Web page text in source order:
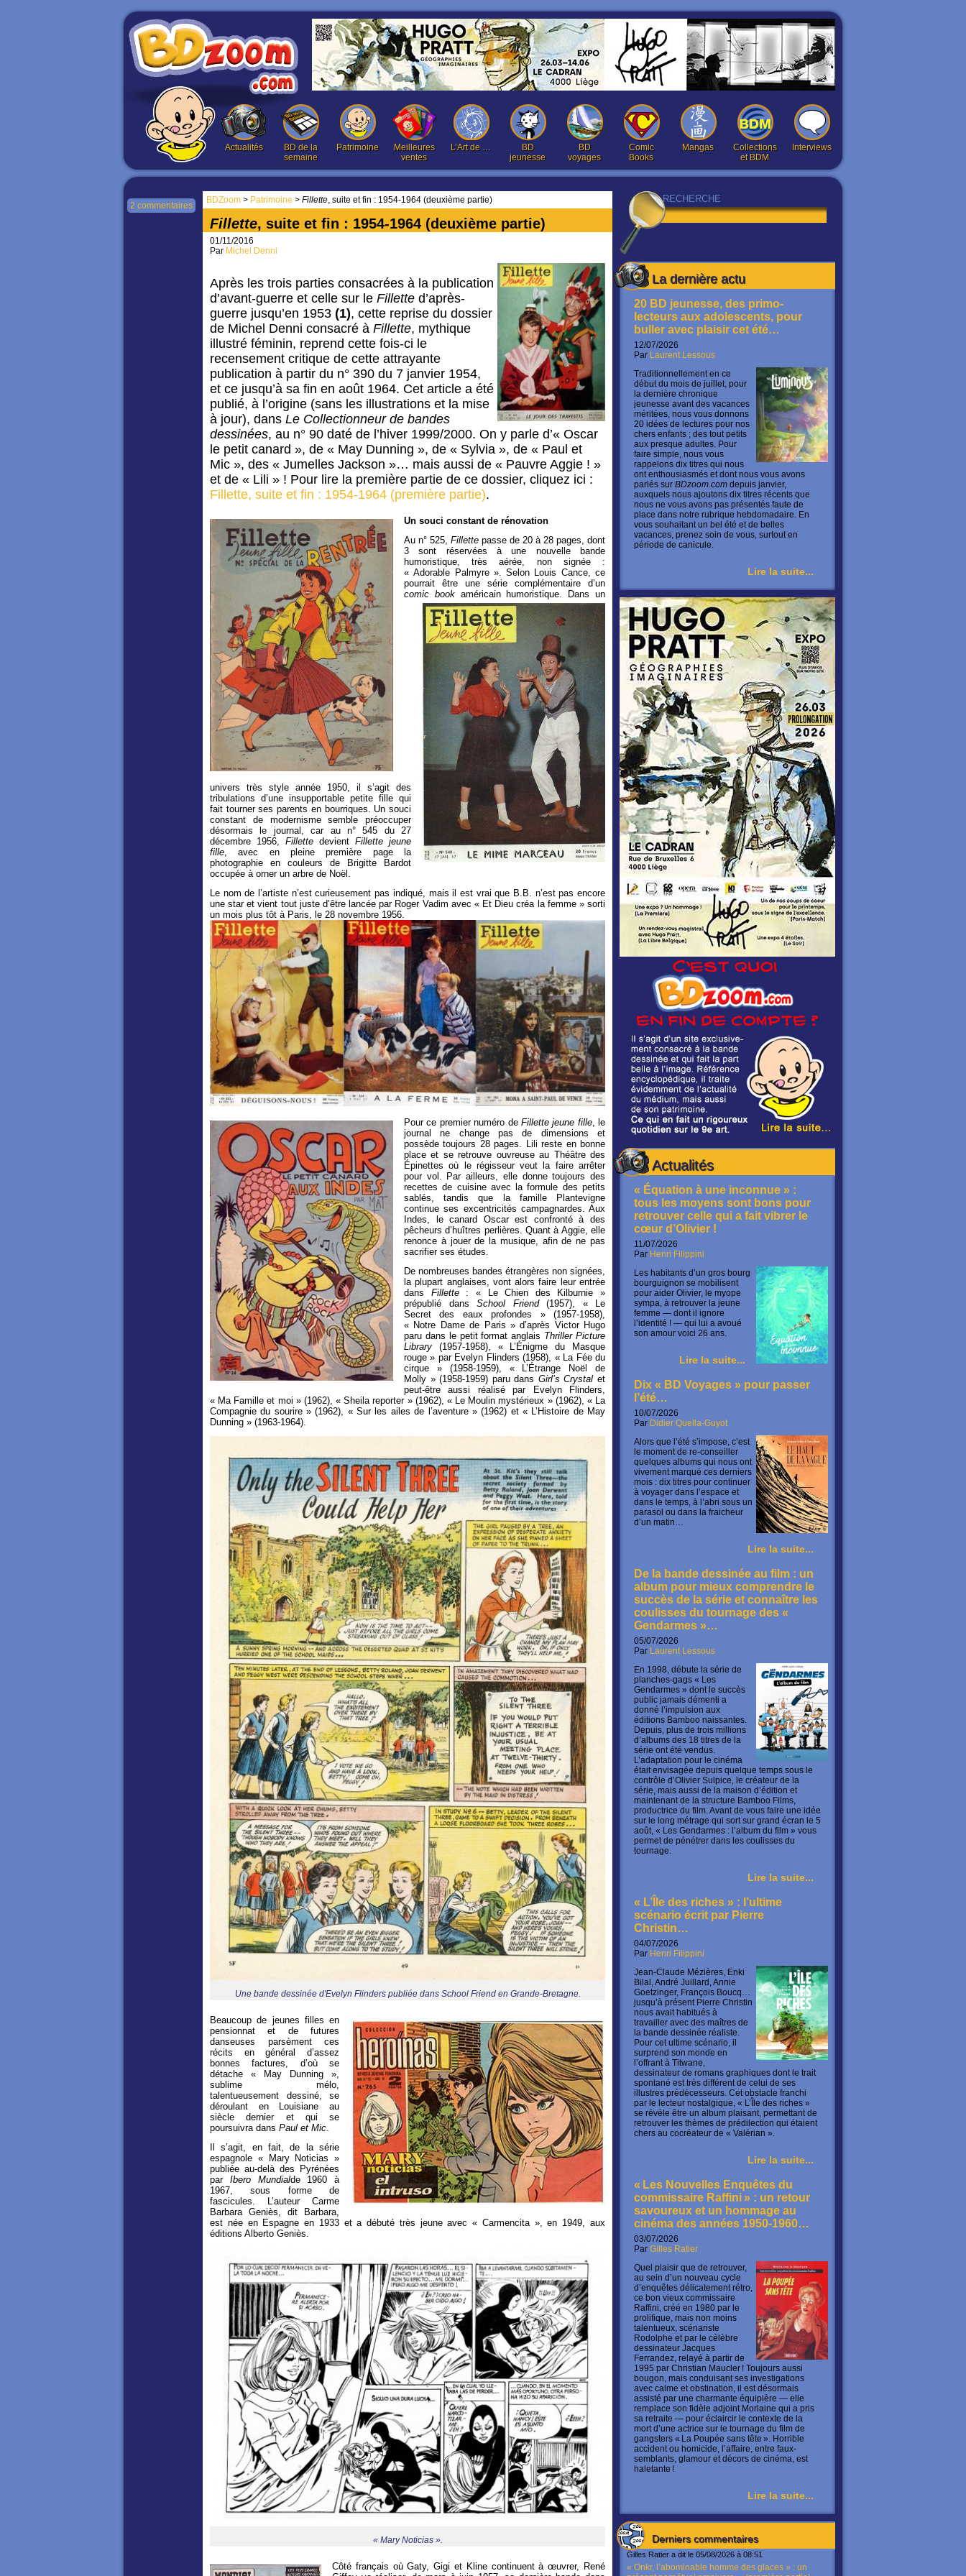
Actualités
BD de la
semaine
Patrimoine
Meilleures
ventes
L’Art de …
BD
jeunesse
BD
voyages
Comic
Books
Mangas
Collections
et BDM
Interviews
La dernière actu
20 BD jeunesse, des primo-
lecteurs aux adolescents, pour
buller avec plaisir cet été…
12/07/2026
Par Laurent Lessous
Traditionnellement en ce
début du mois de juillet, pour
la dernière chronique
jeunesse avant des vacances
méritées, nous vous donnons
20 idées de lectures pour nos
chers enfants ; des tout petits
aux presque adultes. Pour
faire simple, nous vous
rappelons dix titres qui nous
ont enthousiasmés et dont nous vous avons
parlés sur BDzoom.com depuis janvier,
auxquels nous ajoutons dix titres récents que
nous ne vous avons pas présentés faute de
place dans notre rubrique hebdomadaire. En
vous souhaitant un bel été et de belles
vacances, prenez soin de vous, surtout en
période de canicule.
Lire la suite...
Actualités
« Équation à une inconnue » :
tous les moyens sont bons pour
retrouver celle qui a fait vibrer le
cœur d’Olivier !
11/07/2026
Par Henri Filippini
Les habitants d’un gros bourg
bourguignon se mobilisent
pour aider Olivier, le myope
sympa, à retrouver la jeune
femme — dont il ignore
l’identité ! — qui lui a avoué
son amour voici 26 ans.
Lire la suite...
Dix « BD Voyages » pour passer
l’été…
10/07/2026
Par Didier Quella-Guyot
Alors que l’été s’impose, c’est
le moment de re-conseiller
quelques albums qui nous ont
vivement marqué ces derniers
mois : dix titres pour continuer
à voyager dans l’espace et
dans le temps, à l’abri sous un
parasol ou dans la fraicheur
d’un matin…
Lire la suite...
De la bande dessinée au film : un
album pour mieux comprendre le
succès de la série et connaître les
coulisses du tournage des «
Gendarmes »…
05/07/2026
Par Laurent Lessous
En 1998, débute la série de
planches-gags « Les
Gendarmes » dont le succès
public jamais démenti a
donné l’impulsion aux
éditions Bamboo naissantes.
Depuis, plus de trois millions
d’albums des 18 titres de la
série ont été vendus.
L’adaptation pour le cinéma
était envisagée depuis quelque temps sous le
contrôle d’Olivier Sulpice, le créateur de la
série, mais aussi de la maison d’édition et
maintenant de la structure Bamboo Films,
productrice du film. Avant de vous faire une idée
sur le long métrage qui sort sur grand écran le 5
août, « Les Gendarmes : l’album du film » vous
permet de pénétrer dans les coulisses du
tournage.
Lire la suite...
« L’Île des riches » : l’ultime
scénario écrit par Pierre
Christin…
04/07/2026
Par Henri Filippini
Jean-Claude Mézières, Enki
Bilal, André Juillard, Annie
Goetzinger, François Boucq…
jusqu’à présent Pierre Christin
nous avait habitués à
travailler avec des maîtres de
la bande dessinée réaliste.
Pour cet ultime scénario, il
surprend son monde en
l’offrant à Titwane,
dessinateur de romans graphiques dont le trait
spontané est très différent de celui de ses
illustres prédécesseurs. Cet obstacle franchi
par le lecteur nostalgique, « L’Île des riches »
se révèle être un album plaisant, permettant de
retrouver les thèmes de prédilection qui étaient
chers au cocréateur de « Valérian ».
Lire la suite...
« Les Nouvelles Enquêtes du
commissaire Raffini » : un retour
savoureux et un hommage au
cinéma des années 1950-1960…
03/07/2026
Par Gilles Ratier
Quel plaisir que de retrouver,
au sein d’un nouveau cycle
d’enquêtes délicatement rétro,
ce bon vieux commissaire
Raffini, créé en 1980 par le
prolifique, mais non moins
talentueux, scénariste
Rodolphe et par le célèbre
dessinateur Jacques
Ferrandez, relayé à partir de
1995 par Christian Maucler ! Toujours aussi
bougon, mais conduisant ses investigations
avec calme et obstination, il est désormais
assisté par une charmante équipière — elle
remplace son fidèle adjoint Morlaine qui a pris
sa retraite — pour éclaircir le contexte de la
mort d’une actrice sur le tournage du film de
gangsters « La Poupée sans tête ». Horrible
accident ou homicide, l’affaire, entre faux-
semblants, glamour et décors de cinéma, est
haletante !
Lire la suite...
Derniers commentaires
Gilles Ratier a dit le 05/08/2026 à 08:51
« Onkr, l’abominable homme des glaces » : un
BDZoom > Patrimoine > Fillette, suite et fin : 1954-1964 (deuxième partie)
2 commentaires
Fillette, suite et fin : 1954-1964 (deuxième partie)
01/11/2016
Par Michel Denni
Après les trois parties consacrées à la publication
d’avant-guerre et celle sur le Fillette d’après-
guerre jusqu’en 1953 (1), cette reprise du dossier
de Michel Denni consacré à Fillette, mythique
illustré féminin, reprend cette fois-ci le
recensement critique de cette attrayante
publication à partir du n° 390 du 7 janvier 1954,
et ce jusqu’à sa fin en août 1964. Cet article a été
publié, à l’origine (sans les illustrations et la mise
à jour), dans Le Collectionneur de bandes
dessinées, au n° 90 daté de l’hiver 1999/2000. On y parle d’« Oscar
le petit canard », de « May Dunning », de « Sylvia », de « Paul et
Mic », des « Jumelles Jackson »… mais aussi de « Pauvre Aggie ! »
et de « Lili » ! Pour lire la première partie de ce dossier, cliquez ici :
Fillette, suite et fin : 1954-1964 (première partie).
Un souci constant de rénovation
Au n° 525, Fillette passe de 20 à 28 pages, dont
3 sont réservées à une nouvelle bande
humoristique, très aérée, non signée :
« Adorable Palmyre ». Selon Louis Cance, ce
pourrait être une série complémentaire d’un
comic bookaméricain humoristique. Dans un
univers très style année 1950, il s’agit des
tribulations d’une insupportable petite fille qui
fait tourner ses parents en bourriques. Un souci
constant de modernisme semble préoccuper
désormais le journal, car au n° 545 du 27
décembre 1956, Fillette devient Fillette jeune
fille , avec en pleine première page la
photographie en couleurs de Brigitte Bardot
occupée à orner un arbre de Noël.
Le nom de l’artiste n’est curieusement pas indiqué, mais il est vrai que B.B. n’est pas encore
une star et vient tout juste d’être lancée par Roger Vadim avec « Et Dieu créa la femme » sorti
un mois plus tôt à Paris, le 28 novembre 1956.
Pour ce premier numéro de Fillette jeune fille, le
journal ne change pas de dimensions et
possède toujours 28 pages. Lili reste en bonne
place et se retrouve ouvreuse au Théâtre des
Épinettes où le régisseur veut la faire arrêter
pour vol. Par ailleurs, elle donne toujours des
recettes de cuisine avec la formule des petits
sablés, tandis que la famille Plantevigne
continue ses excentricités campagnardes. Aux
Indes, le canard Oscar est confronté à des
pêcheurs d’huîtres perlières. Quant à Aggie, elle
renonce à jouer de la musique, afin de ne pas
sacrifier ses études.
De nombreuses bandes étrangères non signées,
la plupart anglaises, vont alors faire leur entrée
dans Fillette: « Le Chien des Kilburnie »
prépublié dans School Friend (1957), « Le
Secret des eaux profondes » (1957-1958),
« Notre Dame de Paris » d’après Victor Hugo
paru dans le petit format anglais Thriller Picture
Library (1957-1958), « L’Énigme du Masque
rouge » par Evelyn Flinders (1958), « La Fée du
cirque » (1958-1959), « L’Étrange Noël de
Molly » (1958-1959) paru dans Girl’s Crystalet
peut-être aussi réalisé par Evelyn Flinders,
« Ma Famille et moi » (1962), « Sheila reporter » (1962), « Le Moulin mystérieux » (1962), « La
Compagnie du sourire » (1962), « Sur les ailes de l’aventure » (1962) et « L’Histoire de May
Dunning » (1963-1964).
Une bande dessinée d'Evelyn Flinders publiée dans School Friend en Grande-Bretagne.
Beaucoup de jeunes filles en
pensionnat et de futures
danseuses parsèment ces
récits en général d’assez
bonnes factures, d’où se
détache « May Dunning »,
sublime mélo,
talentueusement dessiné, se
déroulant en Louisiane au
siècle dernier et qui se
poursuivra dans Paul et Mic
Il s’agit, en fait, de la série
espagnole « Mary Noticias »
publiée au-delà des Pyrénées
par Ibero Mundialde 1960 à
1967, sous forme de
fascicules. L’auteur Carme
Barbara Geniès, dit Barbara,
est née en Espagne en 1933 et a débuté très jeune avec « Carmencita », en 1949, aux
éditions Alberto Geniès.
« Mary Noticias ».
Côté français où Gaty, Gigi et Kline continuent à œuvrer, René